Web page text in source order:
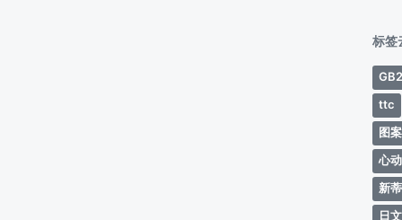
标签
ttc
图
心
新
日文